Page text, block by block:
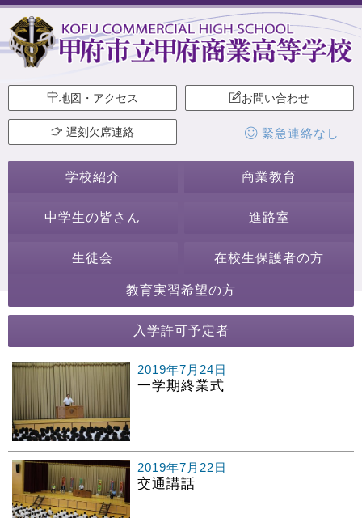
地図・アクセス お問い合わせ
遅刻欠席連絡 緊急連絡なし
学校紹介 商業教育
中学生の皆さん 進路室
生徒会 在校生保護者の方
教育実習希望の方
入学許可予定者
2019年7月24日
一学期終業式
2019年7月22日
交通講話